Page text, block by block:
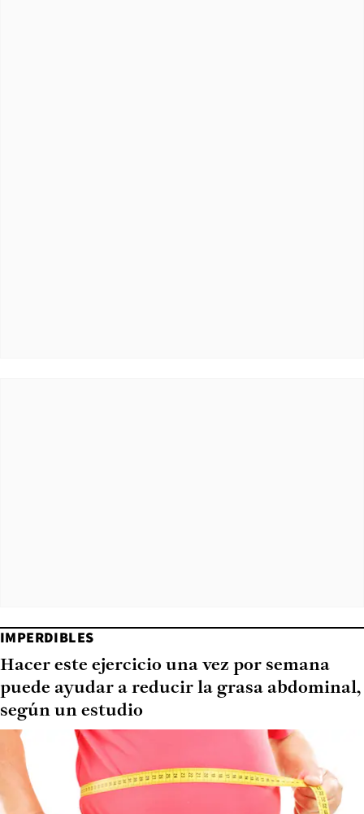
IMPERDIBLES
Hacer este ejercicio una vez por semana
puede ayudar a reducir la grasa abdominal,
según un estudio